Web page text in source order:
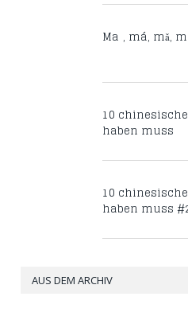
Mā, má, mǎ,
10
haben muss
10
haben muss
AUS DEM ARCHIV